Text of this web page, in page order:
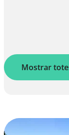
Mostrar